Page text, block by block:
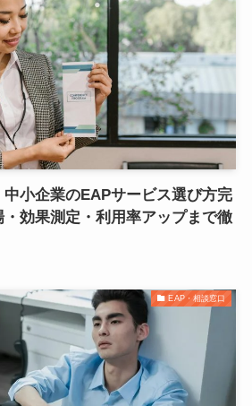
中小企業のEAPサービス選び方完
効果測定・利用率アップまで徹
EAP・相談窓口